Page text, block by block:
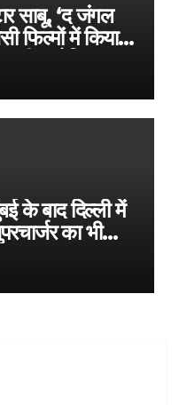
साबू, ‘द जंगल
फिल्मों में किया
बायोपिक
के बाद दिल्ली में
का भी